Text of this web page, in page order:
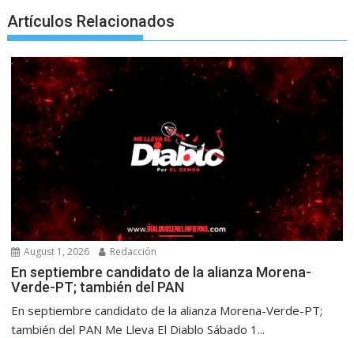
Artículos Relacionados
August 1, 2026 Redacción
En septiembre candidato de la alianza Morena-
Verde-PT; también del PAN
En septiembre candidato de la alianza Morena-Verde-PT;
también del PAN Me Lleva El Diablo Sábado 1...